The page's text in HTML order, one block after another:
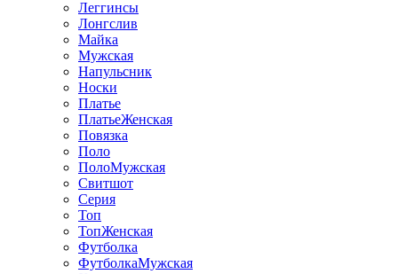
Леггинсы
Лонгслив
Майка
Мужская
Напульсник
Носки
Платье
ПлатьеЖенская
Повязка
Поло
ПолоМужская
Свитшот
Серия
Топ
ТопЖенская
Футболка
ФутболкаМужская